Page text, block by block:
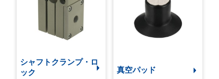
シャフトクランプ・ロ
ック
真空パッド